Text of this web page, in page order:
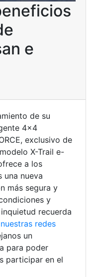
e
de su
4×4
exclusivo de
X-Trail e-
a los
una nueva
más segura y
y
recuerda
nuestras redes
un
para poder
participar en el